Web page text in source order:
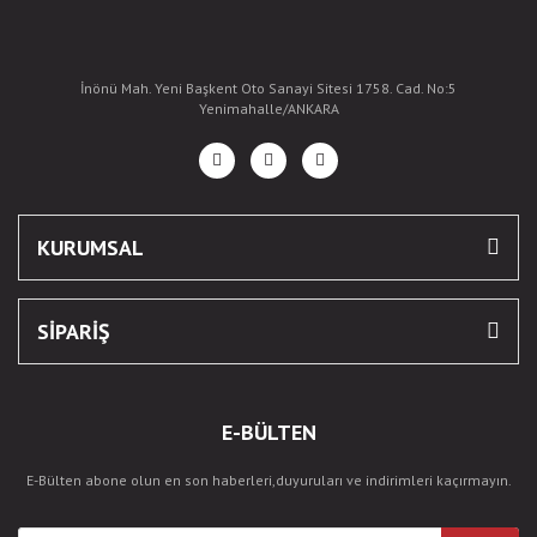
İnönü Mah. Yeni Başkent Oto Sanayi Sitesi 1758. Cad. No:5
Yenimahalle/ANKARA
KURUMSAL
SİPARİŞ
E-BÜLTEN
E-Bülten abone olun en son haberleri,duyuruları ve indirimleri kaçırmayın.